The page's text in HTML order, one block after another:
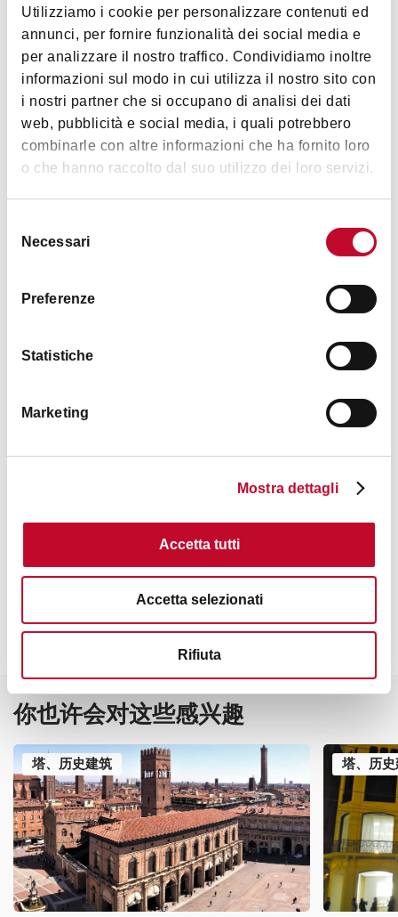
Utilizziamo i cookie per personalizzare contenuti ed
annunci, per fornire funzionalità dei social media e
per analizzare il nostro traffico. Condividiamo inoltre
informazioni sul modo in cui utilizza il nostro sito con
i nostri partner che si occupano di analisi dei dati
web, pubblicità e social media, i quali potrebbero
combinarle con altre informazioni che ha fornito loro
o che hanno raccolto dal suo utilizzo dei loro servizi.
delNecessari
Preferenze
Statistiche
Marketing
Mostra dettagli
Accetta tutti
Accetta selezionati
Rifiuta
时间表
只在有展览或活动时开放
图片
你也许会对这些感兴趣
塔、历史建筑 塔、历